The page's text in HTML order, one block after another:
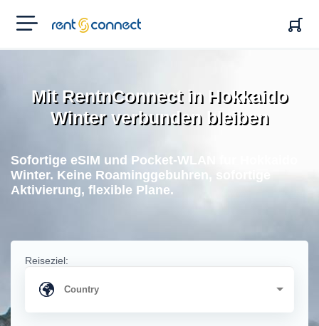
RENT'N
CONNECT
Mit RentnConnect in Hokkaido
Winter verbunden bleiben
Sofortige eSIM und Pocket-WLAN fur Hokkaido
Winter. Keine Roaminggebuhren, sofortige
Aktivierung, flexible Plane.
Reiseziel: